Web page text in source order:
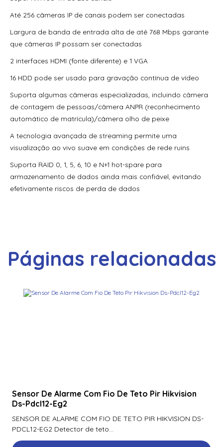
70300Aep0N | Assa Abloy | Placa De Expansão Para
Monitoramento Vertx V300
71000Bep0N01A | Assa Abloy | Controlador Vertx Evo™
V1000
V2000
900Ltnnek00017 | Assa Abloy | Leitor De Proximidade
Rp10
R10
R10
900Nnnnek2037P | Assa Abloy | Leitor De Proximidade R10
Se
900Pbnnek20000 | Assa Abloy | Leitor De Proximidade
900Pmntekma003 | Assa Abloy | Leitor De Proximidade
920Nmnnekma001 | Assa Abloy | Leitor De Proximidade
R40
R40
Até 256 câmeras IP de canais podem ser conectadas
Largura de banda de entrada alta de até 768 Mbps garante
que câmeras IP possam ser conectadas
2 interfaces HDMI (fonte diferente) e 1 VGA
16 HDD pode ser usado para gravação contínua de vídeo
Suporta algumas câmeras especializadas, incluindo câmera
de contagem de pessoas/câmera ANPR (reconhecimento
automático de matrícula)/câmera olho de peixe
A tecnologia avançada de streaming permite uma
visualização ao vivo suave em condições de rede ruins
Suporta RAID 0, 1, 5, 6, 10 e N+1 hot-spare para
armazenamento de dados ainda mais confiável, evitando
efetivamente riscos de perda de dados
Páginas relacionadas
Sensor De Alarme Com Fio De Teto Pir Hikvision
Ds-Pdcl12-Eg2
SENSOR DE ALARME COM FIO DE TETO PIR HIKVISION DS-
PDCL12-EG2 Detector de teto...